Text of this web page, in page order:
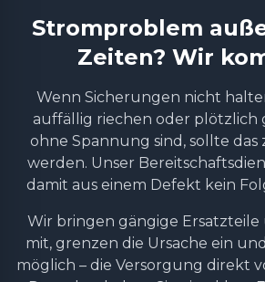
Stromproblem
Zeiten? Wir
Wenn Sicherungen nicht
auffällig riechen oder plötzlich
ohne Spannung sind, sollte
werden. Unser
damit aus einem Defekt kein
Wir bringen gängige Ersatzteile
mit, grenzen die Ursache ein
möglich – die Versorgung direkt